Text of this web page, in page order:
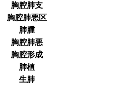
胸腔肺支
胸腔肺悪区
肺腫
胸腔肺悪
胸腔形成
肺植
生肺